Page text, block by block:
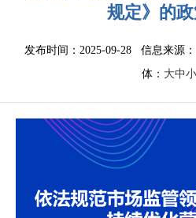
规定》的
发布时间：2025-09-28 信息来源：
体： 大中小